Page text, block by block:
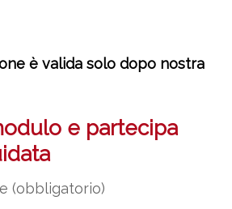
è valida solo dopo nostra
e partecipa
(obbligatorio)